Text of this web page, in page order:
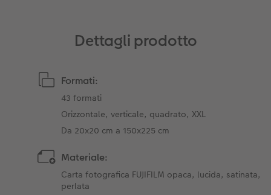
Dettagli prodotto
Formati:
43 formati
Orizzontale, verticale, quadrato, XXL
Da 20x20 cm a 150x225 cm
Materiale:
Carta fotografica FUJIFILM opaca, lucida, satinata,
perlata